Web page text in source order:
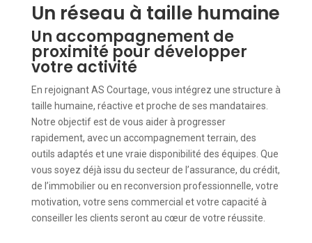
Un réseau à taille humaine
Un accompagnement de
proximité pour développer
votre activité
En rejoignant AS Courtage, vous intégrez une structure à
taille humaine, réactive et proche de ses mandataires.
Notre objectif est de vous aider à progresser
rapidement, avec un accompagnement terrain, des
outils adaptés et une vraie disponibilité des équipes. Que
vous soyez déjà issu du secteur de l’assurance, du crédit,
de l’immobilier ou en reconversion professionnelle, votre
motivation, votre sens commercial et votre capacité à
conseiller les clients seront au cœur de votre réussite.